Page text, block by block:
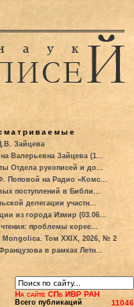
Зайцева
Валерьевна Зайцева (1...
Отдела рукописей и до...
Поповой на Радио «Комс...
поступлений в Библи...
делегации участн...
из города Измир (03.06...
чтения: проблемы корее...
Mongolica. Том XXIX, 2026, № 2
в рамках Летн...
На сайте СПб ИВР РАН
Всего публикаций 11046